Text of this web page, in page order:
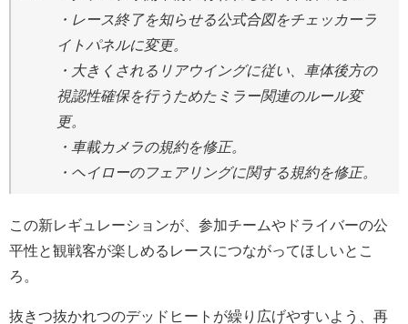
・レース終了を知らせる公式合図をチェッカーラ
イトパネルに変更。
・大きくされるリアウイングに従い、車体後方の
視認性確保を行うためたミラー関連のルール変
更。
・車載カメラの規約を修正。
・ヘイローのフェアリングに関する規約を修正。
この新レギュレーションが、参加チームやドライバーの公
平性と観戦客が楽しめるレースにつながってほしいとこ
ろ。
抜きつ抜かれつのデッドヒートが繰り広げやすいよう、再